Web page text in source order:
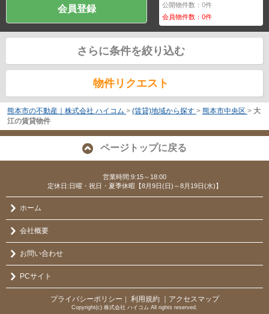
会員登録 公開物件数：0件
会員物件数：0件
さらに条件を絞り込む
物件リクエスト
熊本市の不動産｜株式会社 ハイコム > (賃貸)地域から探す > 熊本市中央区 > 大
江の賃貸物件
ページトップに戻る
営業時間:9:15～18:00
定休日:日曜・祝日・夏季休暇【8月9日(日)～8月19日(水)】
ホーム
会社概要
お問い合わせ
PCサイト
プライバシーポリシー ｜ 利用規約 ｜アクセスマップ
Copyright(c) 株式会社 ハイコム All rights reserved.